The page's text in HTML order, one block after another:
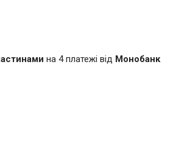
на 4 платежі від Монобанк